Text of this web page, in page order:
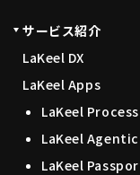
サービス紹介
LaKeel DX
LaKeel Apps
LaKeel
LaKeel
LaKeel